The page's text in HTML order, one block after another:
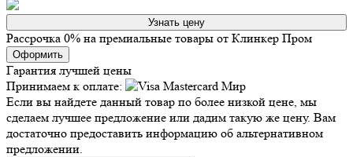
Узнать цену
Рассрочка 0% на премиальные товары от Клинкер Пром
Оформить
Гарантия лучшей цены
Принимаем к оплате:
Если вы найдете данный товар по более низкой цене, мы
сделаем лучшее предложение или дадим такую же цену. Вам
достаточно предоставить информацию об альтернативном
предложении.